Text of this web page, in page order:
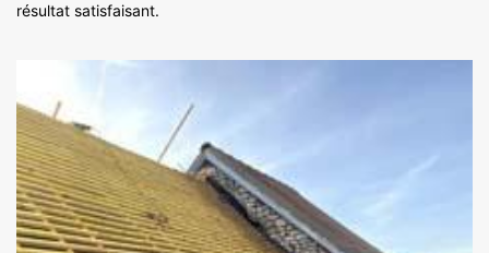
résultat satisfaisant.